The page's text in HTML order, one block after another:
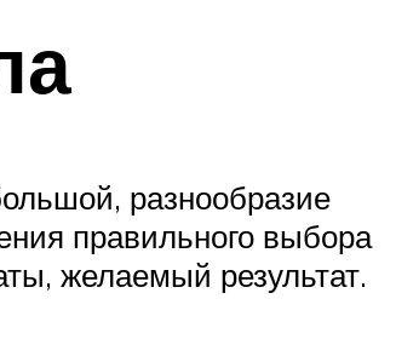
разнообразие
правильного выбора
желаемый результат.